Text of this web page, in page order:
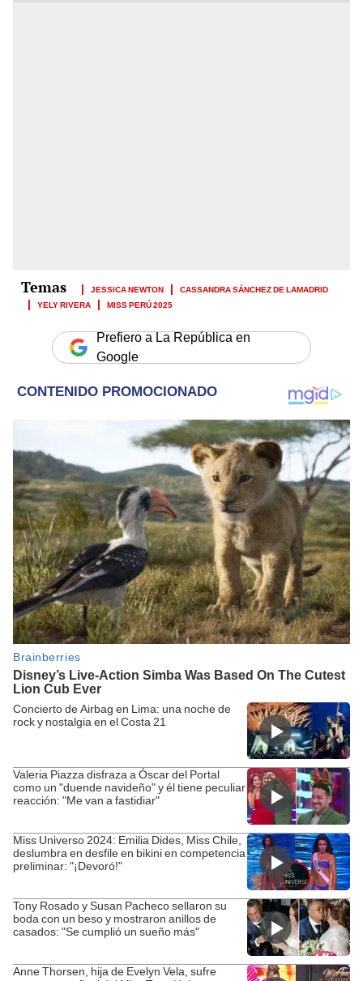
JESSICA NEWTON
CASSANDRA SÁNCHEZ DE LAMADRID
YELY RIVERA
MISS PERÚ 2025
Prefiero a La República en
Google
Concierto de Airbag en Lima: una noche de
rock y nostalgia en el Costa 21
Valeria Piazza disfraza a Óscar del Portal
como un "duende navideño" y él tiene peculiar
reacción: "Me van a fastidiar"
Miss Universo 2024: Emilia Dides, Miss Chile,
deslumbra en desfile en bikini en competencia
preliminar: "¡Devoró!"
Tony Rosado y Susan Pacheco sellaron su
boda con un beso y mostraron anillos de
casados: "Se cumplió un sueño más"
Anne Thorsen, hija de Evelyn Vela, sufre